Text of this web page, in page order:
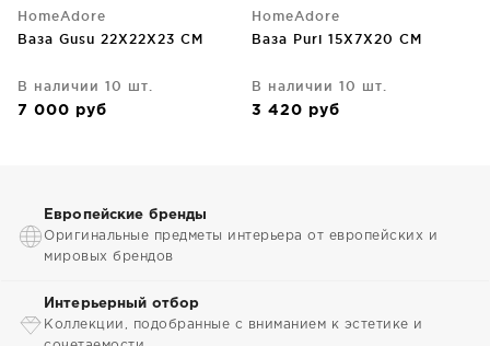
HomeAdore
Ваза Gusu 22X22X23 CM
В наличии 10 шт.
7 000 руб
HomeAdore
Ваза Puri 15X7X20 CM
В наличии 10 шт.
3 420 руб
Европейские бренды
Оригинальные предметы интерьера от европейских и
мировых брендов
Интерьерный отбор
Коллекции, подобранные с вниманием к эстетике и